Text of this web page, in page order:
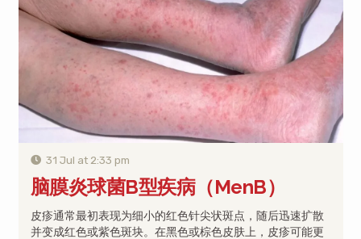
31 Jul at 2:33 pm
脑膜炎球菌B型疾病（MenB）
皮疹通常最初表现为细小的红色针尖状斑点，随后迅速扩散
并变成红色或紫色斑块。在黑色或棕色皮肤上，皮疹可能更